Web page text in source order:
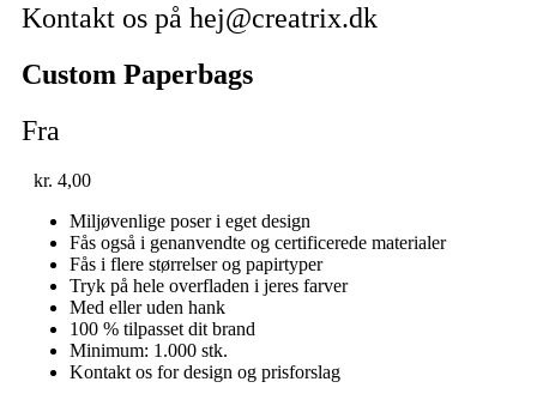
Kontakt os på hej@creatrix.dk
Custom Paperbags
Fra
kr. 4,00
Miljøvenlige poser i eget design
Fås også i genanvendte og certificerede materialer
Fås i flere størrelser og papirtyper
Tryk på hele overfladen i jeres farver
Med eller uden hank
100 % tilpasset dit brand
Minimum: 1.000 stk.
Kontakt os for design og prisforslag